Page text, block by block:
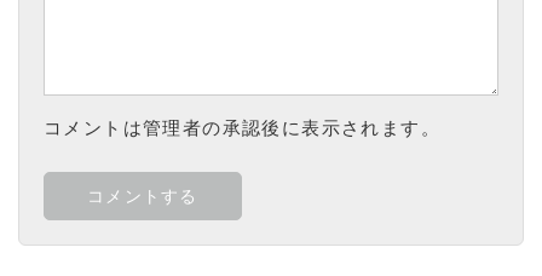
コメントは管理者の承認後に表示されます。